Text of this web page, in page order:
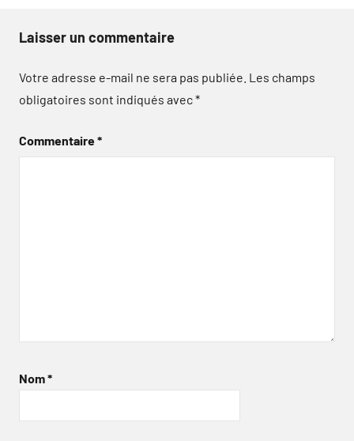
Laisser un commentaire
Votre adresse e-mail ne sera pas publiée. Les champs
obligatoires sont indiqués avec*
Commentaire*
Nom*